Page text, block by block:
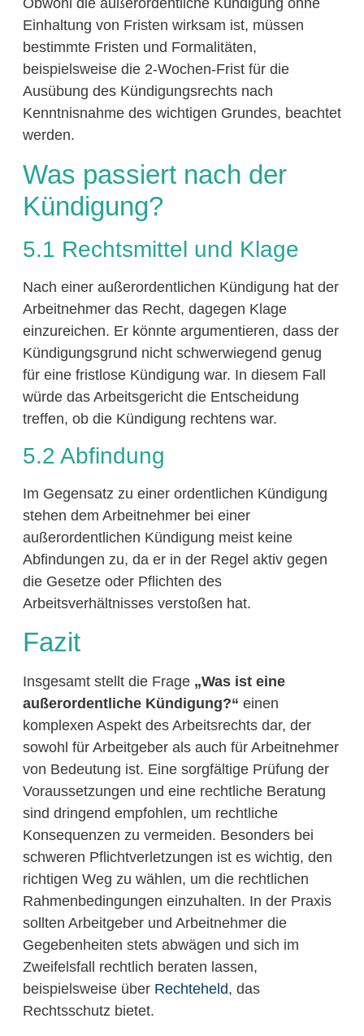
Obwohl die außerordentliche Kündigung ohne
Einhaltung von Fristen wirksam ist, müssen
bestimmte Fristen und Formalitäten,
beispielsweise die 2-Wochen-Frist für die
Ausübung des Kündigungsrechts nach
Kenntnisnahme des wichtigen Grundes, beachtet
werden.
Was passiert nach der
Kündigung?
5.1 Rechtsmittel und Klage
Nach einer außerordentlichen Kündigung hat der
Arbeitnehmer das Recht, dagegen Klage
einzureichen. Er könnte argumentieren, dass der
Kündigungsgrund nicht schwerwiegend genug
für eine fristlose Kündigung war. In diesem Fall
würde das Arbeitsgericht die Entscheidung
treffen, ob die Kündigung rechtens war.
5.2 Abfindung
Im Gegensatz zu einer ordentlichen Kündigung
stehen dem Arbeitnehmer bei einer
außerordentlichen Kündigung meist keine
Abfindungen zu, da er in der Regel aktiv gegen
die Gesetze oder Pflichten des
Arbeitsverhältnisses verstoßen hat.
Fazit
Insgesamt stellt die Frage „Was ist eine
außerordentliche Kündigung?“ einen
komplexen Aspekt des Arbeitsrechts dar, der
sowohl für Arbeitgeber als auch für Arbeitnehmer
von Bedeutung ist. Eine sorgfältige Prüfung der
Voraussetzungen und eine rechtliche Beratung
sind dringend empfohlen, um rechtliche
Konsequenzen zu vermeiden. Besonders bei
schweren Pflichtverletzungen ist es wichtig, den
richtigen Weg zu wählen, um die rechtlichen
Rahmenbedingungen einzuhalten. In der Praxis
sollten Arbeitgeber und Arbeitnehmer die
Gegebenheiten stets abwägen und sich im
Zweifelsfall rechtlich beraten lassen,
beispielsweise über Rechteheld, das
Rechtsschutz bietet.